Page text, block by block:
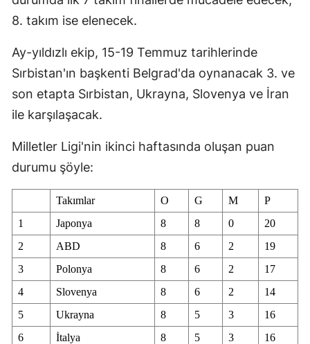
Manisa
Kahramanmaraş
Nevşehir
Niğde
Ordu
Sakarya
Samsun
8. takım ise elenecek.
Ay-yıldızlı ekip, 15-19 Temmuz tarihlerinde
Sırbistan'ın başkenti Belgrad'da oynanacak 3. ve
son etapta Sırbistan, Ukrayna, Slovenya ve İran
ile karşılaşacak.
Milletler Ligi'nin ikinci haftasında oluşan puan
durumu şöyle:
Takımlar O G M
P
1
Japonya 8 8 0
20
2
ABD 8 6 2
19
3
Polonya 8 6 2
17
4
Slovenya 8 6 2
14
5
Ukrayna 8 5 3
16
6
İtalya 8 5 3
16